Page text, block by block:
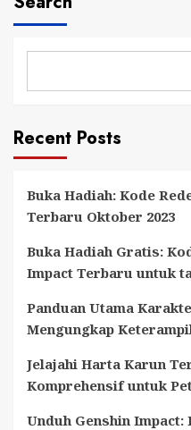
Recent Posts
Buka Hadiah: Kode
Terbaru Oktober 2023
Buka Hadiah Gratis:
Impact Terbaru untuk
Panduan Utama
Mengungkap
Jelajahi Harta Karun
Komprehensif untuk
Unduh Genshin Impact: